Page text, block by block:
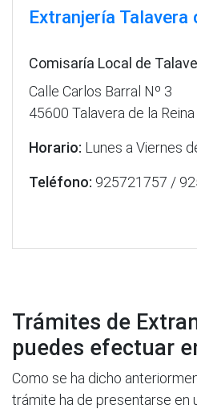
Extranjería Talavera
Comisaría Local de
Calle Carlos Barral Nº 3
45600 Talavera de la
Horario: Lunes a Viernes
Teléfono: 925721757 /
Trámites de
puedes efectuar
Como se ha dicho
trámite ha de presentarse en